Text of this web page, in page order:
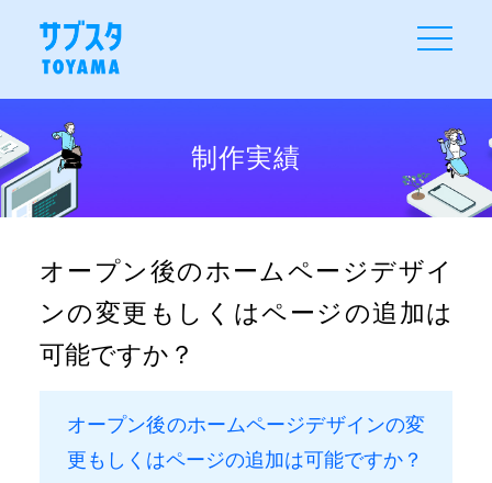
制作実績
オープン後のホームページデザイ
ンの変更もしくはページの追加は
可能ですか？
オープン後のホームページデザインの変
更もしくはページの追加は可能ですか？